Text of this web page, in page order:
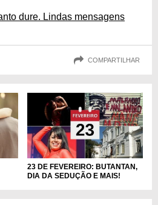
dure. Lindas mensagens
COMPARTILHAR
23 DE FEVEREIRO: BUTANTAN,
DIA DA SEDUÇÃO E MAIS!